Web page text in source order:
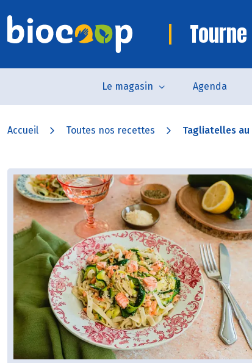
Le magasin Agenda
Accueil Toutes nos recettes Tagliatelles au